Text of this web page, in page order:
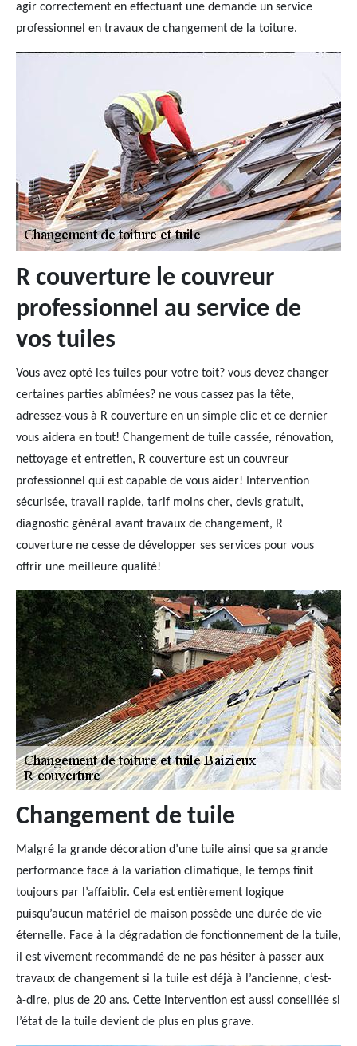
agir correctement en effectuant une demande un service
professionnel en travaux de changement de la toiture.
R couverture le couvreur
professionnel au service de
vos tuiles
Vous avez opté les tuiles pour votre toit? vous devez changer
certaines parties abîmées? ne vous cassez pas la tête,
adressez-vous à R couverture en un simple clic et ce dernier
vous aidera en tout! Changement de tuile cassée, rénovation,
nettoyage et entretien, R couverture est un couvreur
professionnel qui est capable de vous aider! Intervention
sécurisée, travail rapide, tarif moins cher, devis gratuit,
diagnostic général avant travaux de changement, R
couverture ne cesse de développer ses services pour vous
offrir une meilleure qualité!
Changement de tuile
Malgré la grande décoration d’une tuile ainsi que sa grande
performance face à la variation climatique, le temps finit
toujours par l’affaiblir. Cela est entièrement logique
puisqu’aucun matériel de maison possède une durée de vie
éternelle. Face à la dégradation de fonctionnement de la tuile,
il est vivement recommandé de ne pas hésiter à passer aux
travaux de changement si la tuile est déjà à l’ancienne, c’est-
à-dire, plus de 20 ans. Cette intervention est aussi conseillée si
l’état de la tuile devient de plus en plus grave.